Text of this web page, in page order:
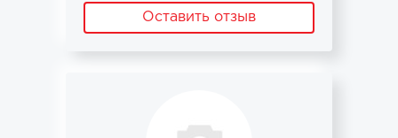
Оставить отзыв